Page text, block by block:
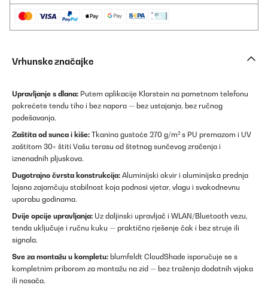
Vrhunske značajke
Upravljanje s dlana: Putem aplikacije Klarstein na pametnom telefonu
pokrećete tendu tiho i bez napora — bez ustajanja, bez ručnog
podešavanja.
Zaštita od sunca i kiše: Tkanina gustoće 270 g/m² s PU premazom i UV
zaštitom 30+ štiti Vašu terasu od štetnog sunčevog zračenja i
iznenadnih pljuskova.
Dugotrajno čvrsta konstrukcija: Aluminijski okvir i aluminijska prednja
lajsna zajamčuju stabilnost koja podnosi vjetar, vlagu i svakodnevnu
uporabu godinama.
Dvije opcije upravljanja: Uz daljinski upravljač i WLAN/Bluetooth vezu,
tenda uključuje i ručnu kuku — praktično rješenje čak i bez struje ili
signala.
Sve za montažu u kompletu: blumfeldt CloudShade isporučuje se s
kompletnim priborom za montažu na zid — bez traženja dodatnih vijaka
ili nosača.